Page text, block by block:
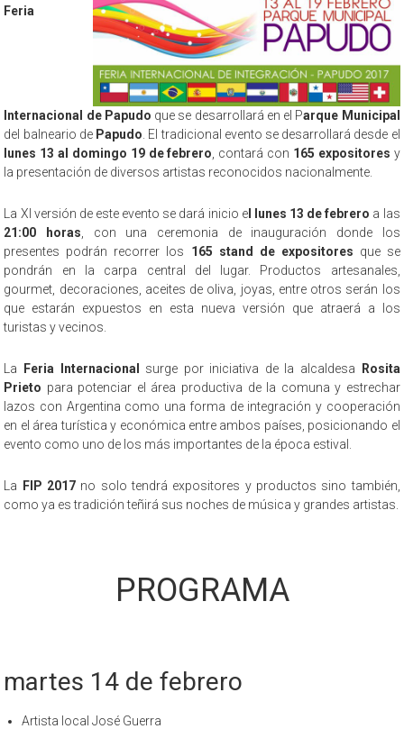
Feria
Internacional de Papudo que se desarrollará en el Parque Municipal
del balneario de Papudo . El tradicional evento se desarrollará desde el
lunes 13 al domingo 19 de febrero , contará con 165 expositores y
la presentación de diversos artistas reconocidos nacionalmente.
La XI versión de este evento se dará inicio el lunes 13 de febrero a las
21:00 horas , con una ceremonia de inauguración donde los
presentes podrán recorrer los 165 stand de expositores que se
pondrán en la carpa central del lugar. Productos artesanales,
gourmet, decoraciones, aceites de oliva, joyas, entre otros serán los
que estarán expuestos en esta nueva versión que atraerá a los
turistas y vecinos.
La Feria Internacional surge por iniciativa de la alcaldesa
Rosita
Prieto para potenciar el área productiva de la comuna y estrechar
lazos con Argentina como una forma de integración y cooperación
en el área turística y económica entre ambos países, posicionando el
evento como uno de los más importantes de la época estival.
La FIP 2017 no solo tendrá expositores y productos sino también,
como ya es tradición teñirá sus noches de música y grandes artistas.
PROGRAMA
martes 14 de febrero
Artista local José Guerra